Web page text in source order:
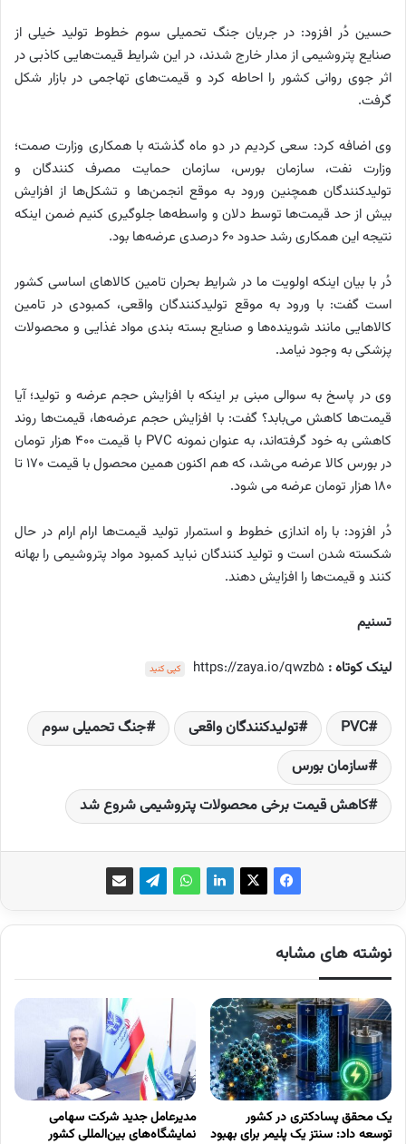
حسین دُر افزود: در جریان جنگ تحمیلی سوم خطوط تولید خیلی از
صنایع پتروشیمی از مدار خارج شدند، در این شرایط قیمت‌هایی کاذبی در
اثر جوی روانی کشور را احاطه کرد و قیمت‌های تهاجمی در بازار شکل
گرفت.
وی اضافه کرد: سعی کردیم در دو ماه گذشته با همکاری وزارت صمت؛
وزارت نفت، سازمان بورس، سازمان حمایت مصرف کنندگان و
تولیدکنندگان همچنین ورود به موقع انجمن‌ها و تشکل‌ها از افزایش
بیش از حد قیمت‌ها توسط دلان و واسطه‌ها جلوگیری کنیم ضمن اینکه
نتیجه این همکاری رشد حدود 60 درصدی عرضه‌ها بود.
دُر با بیان اینکه اولویت ما در شرایط بحران تامین کالا‌های اساسی کشور
است گفت: با ورود به موقع تولیدکنندگان واقعی، کمبودی در تامین
کالا‌هایی مانند شوینده‌ها و صنایع بسته بندی مواد غذایی و محصولات
پزشکی به وجود نیامد.
وی در پاسخ به سوالی مبنی بر اینکه با افزایش حجم عرضه و تولید؛ آیا
قیمت‌ها کاهش می‌بابد؟ گفت: با افزایش حجم عرضه‌ها، قیمت‌ها روند
کاهشی به خود گرفته‌اند، به عنوان نمونه PVC با قیمت 400 هزار تومان
در بورس کالا عرضه می‌شد، که هم اکنون همین محصول با قیمت 170 تا
180 هزار تومان عرضه می شود.
دُر افزود: با راه اندازی خطوط و استمرار تولید قیمت‌ها ارام ارام در حال
شکسته شدن است و تولید کنندگان نباید کمبود مواد پتروشیمی را بهانه
کنند و قیمت‌ها را افزایش دهند.
تسنیم
لینک کوتاه : https://zaya.io/qwzb5 کپی کنید
PVC تولیدکنندگان واقعی
جنگ تحمیلی سوم
سازمان بورس
کاهش قیمت برخی محصولات پتروشیمی شروع شد
نوشته های مشابه
یک محقق پسادکتری در کشور
توسعه داد: سنتز یک پلیمر برای بهبود
مدیرعامل جدید شرکت سهامی
نمایشگاه‌های بین‌المللی کشور